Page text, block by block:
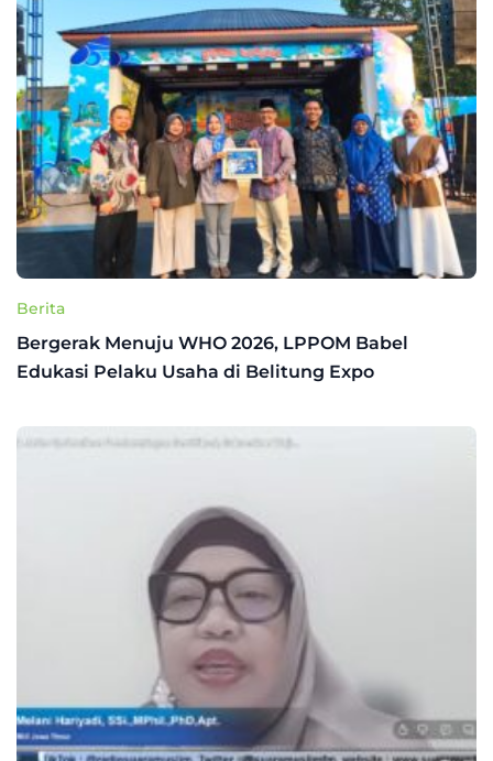
Berita
Bergerak Menuju WHO 2026, LPPOM Babel
Edukasi Pelaku Usaha di Belitung Expo